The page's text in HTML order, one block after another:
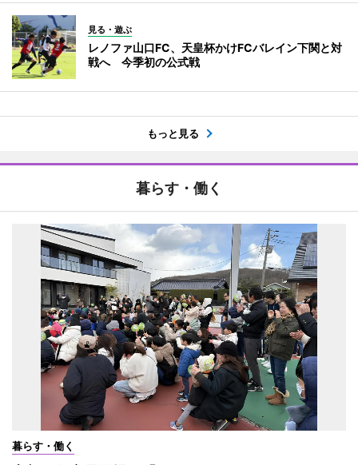
見る・遊ぶ
レノファ山口FC、天皇杯かけFCバレイン下関と対
戦へ 今季初の公式戦
もっと見る
暮らす・働く
暮らす・働く